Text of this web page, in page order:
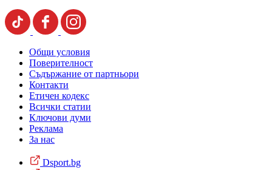
Общи условия
Поверителност
Съдържание от партньори
Контакти
Етичен кодекс
Всички статии
Ключови думи
Реклама
За нас
Dsport.bg